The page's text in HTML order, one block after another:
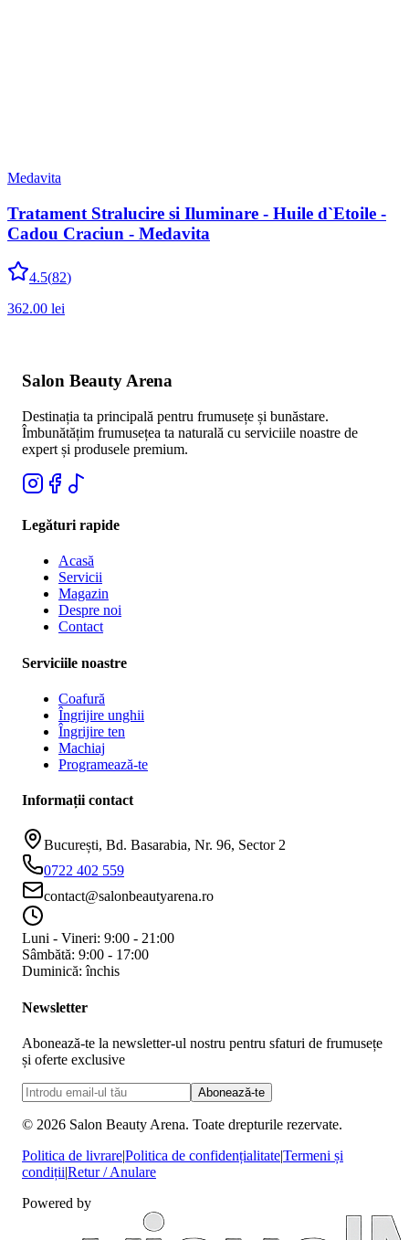
Medavita
Tratament Stralucire si Iluminare - Huile d`Etoile -
Cadou Craciun - Medavita
4.5(82)
362.00 lei
Salon Beauty Arena
Destinația ta principală pentru frumusețe și bunăstare.
Îmbunătățim frumusețea ta naturală cu serviciile noastre de
expert și produsele premium.
Legături rapide
Acasă
Servicii
Magazin
Despre noi
Contact
Serviciile noastre
Coafură
Îngrijire unghii
Îngrijire ten
Machiaj
Programează-te
Informații contact
București, Bd. Basarabia, Nr. 96, Sector 2
0722 402 559
contact@salonbeautyarena.ro
Luni - Vineri: 9:00 - 21:00
Sâmbătă: 9:00 - 17:00
Duminică: închis
Newsletter
Abonează-te la newsletter-ul nostru pentru sfaturi de frumusețe
și oferte exclusive
Abonează-te
© 2026 Salon Beauty Arena. Toate drepturile rezervate.
Politica de livrare|Politica de confidențialitate|Termeni și
condiții|Retur / Anulare
Powered by